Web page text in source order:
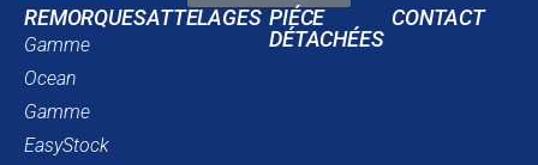
REMORQUES
Gamme
Ocean
Gamme
EasyStock
ATTELAGES PIÉCE
DÉTACHÉES
CONTACT